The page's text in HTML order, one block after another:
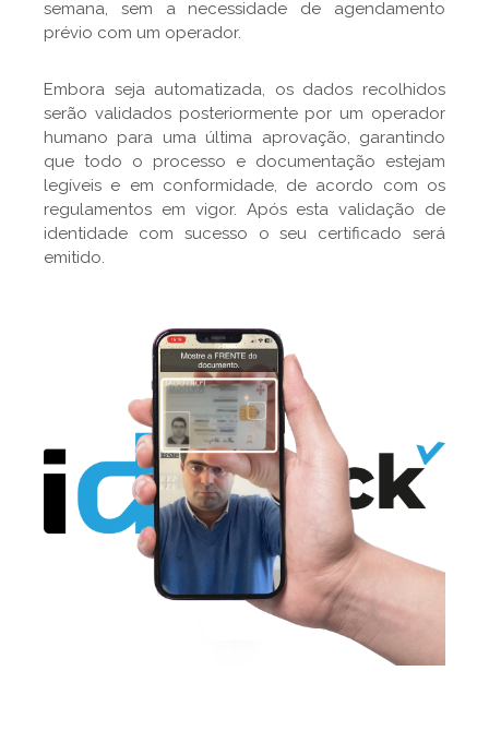
semana, sem a necessidade de agendamento
prévio com um operador.
Embora seja automatizada, os dados recolhidos
serão validados posteriormente por um operador
humano para uma última aprovação, garantindo
que todo o processo e documentação estejam
legíveis e em conformidade, de acordo com os
regulamentos em vigor. Após esta validação de
identidade com sucesso o seu certificado será
emitido.